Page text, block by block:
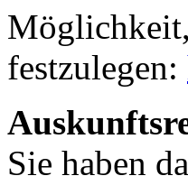
festzulegen:
Sie haben